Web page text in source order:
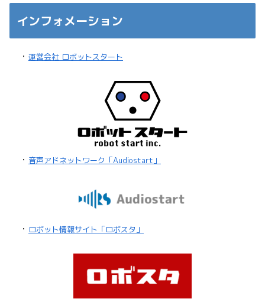
インフォメーション
・ 運営会社 ロボットスタート
・ 音声アドネットワーク「Audiostart」
・ ロボット情報サイト「ロボスタ」